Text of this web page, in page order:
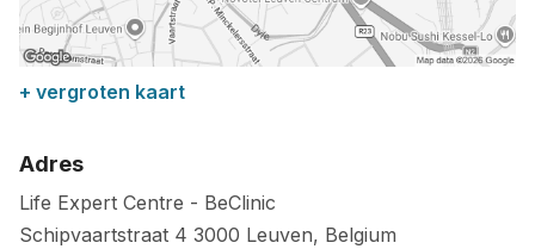
+ vergroten kaart
Adres
Life Expert Centre - BeClinic
Schipvaartstraat 4 3000 Leuven, Belgium